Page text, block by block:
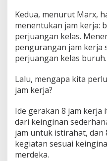
Kedua, menurut Marx,
menentukan jam kerja:
perjuangan kelas.
pengurangan jam kerja
perjuangan kelas buruh.
Lalu, mengapa kita
jam kerja?
Ide gerakan 8 jam
dari keinginan
jam untuk istirahat, dan
kegiatan sesuai
merdeka.